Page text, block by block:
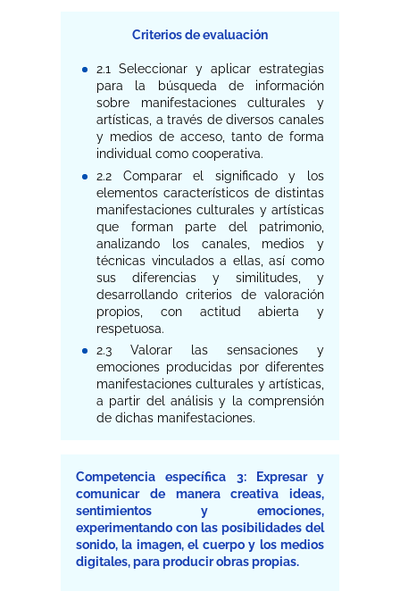
Criterios de evaluación
2.1 Seleccionar y aplicar estrategias
para la búsqueda de información
sobre manifestaciones culturales y
artísticas, a través de diversos canales
y medios de acceso, tanto de forma
individual como cooperativa.
2.2 Comparar el significado y los
elementos característicos de distintas
manifestaciones culturales y artísticas
que forman parte del patrimonio,
analizando los canales, medios y
técnicas vinculados a ellas, así como
sus diferencias y similitudes, y
desarrollando criterios de valoración
propios, con actitud abierta y
respetuosa.
2.3 Valorar las sensaciones y
emociones producidas por diferentes
manifestaciones culturales y artísticas,
a partir del análisis y la comprensión
de dichas manifestaciones.
Competencia específica 3: Expresar y
comunicar de manera creativa ideas,
sentimientos y emociones,
experimentando con las posibilidades del
sonido, la imagen, el cuerpo y los medios
digitales, para producir obras propias.